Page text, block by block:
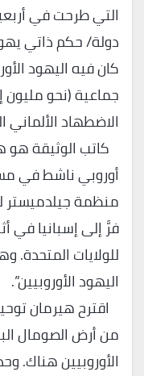
التي طرحت في
دولة/ حكم ذاتي
كان فيه اليهود
جماعية (نحو مليون
الاضطهاد الألماني
كاتب الوثيقة هو
أوروبي ناشط في
منظمة جيلدميستر
فرَّ إلى إسبانيا في
للولايات المتحدة.
اليهود الأوروبيين”.
اقترح هيرمان
من أرض الصومال